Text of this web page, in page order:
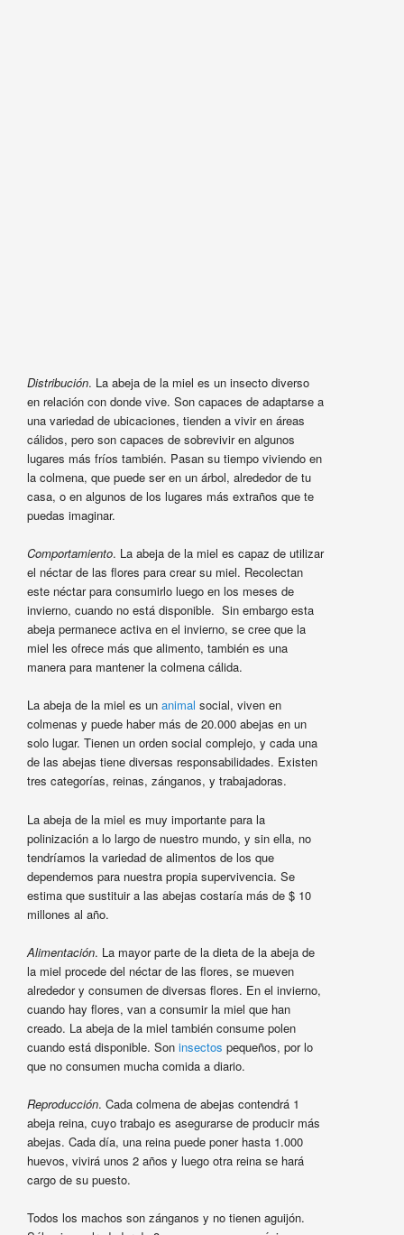
Distribución. La abeja de la miel es un insecto diverso
en relación con donde vive. Son capaces de adaptarse a
una variedad de ubicaciones, tienden a vivir en áreas
cálidos, pero son capaces de sobrevivir en algunos
lugares más fríos también. Pasan su tiempo viviendo en
la colmena, que puede ser en un árbol, alrededor de tu
casa, o en algunos de los lugares más extraños que te
puedas imaginar.
Comportamiento. La abeja de la miel es capaz de utilizar
el néctar de las flores para crear su miel. Recolectan
este néctar para consumirlo luego en los meses de
invierno, cuando no está disponible. Sin embargo esta
abeja permanece activa en el invierno, se cree que la
miel les ofrece más que alimento, también es una
manera para mantener la colmena cálida.
La abeja de la miel es un animal social, viven en
colmenas y puede haber más de 20.000 abejas en un
solo lugar. Tienen un orden social complejo, y cada una
de las abejas tiene diversas responsabilidades. Existen
tres categorías, reinas, zánganos, y trabajadoras.
La abeja de la miel es muy importante para la
polinización a lo largo de nuestro mundo, y sin ella, no
tendríamos la variedad de alimentos de los que
dependemos para nuestra propia supervivencia. Se
estima que sustituir a las abejas costaría más de $ 10
millones al año.
Alimentación. La mayor parte de la dieta de la abeja de
la miel procede del néctar de las flores, se mueven
alrededor y consumen de diversas flores. En el invierno,
cuando hay flores, van a consumir la miel que han
creado. La abeja de la miel también consume polen
cuando está disponible. Son insectos pequeños, por lo
que no consumen mucha comida a diario.
Reproducción. Cada colmena de abejas contendrá 1
abeja reina, cuyo trabajo es asegurarse de producir más
abejas. Cada día, una reina puede poner hasta 1.000
huevos, vivirá unos 2 años y luego otra reina se hará
cargo de su puesto.
Todos los machos son zánganos y no tienen aguijón.